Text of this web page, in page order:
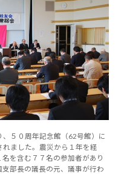
５０周年記念館（62号館）に
ました。震災から１年を経
を含む７７名の参加者があり
部長の議長の元、議事が行わ